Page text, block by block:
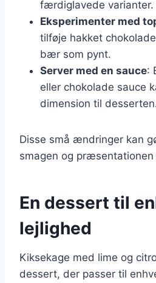
færdiglavede varianter.
Eksperimenter med
tilføje hakket
bær som pynt.
Server med en sauce:
eller chokolade sauce
dimension til
Disse små ændringer kan
smagen og
En dessert til
lejlighed
Kiksekage med lime og
dessert, der passer til